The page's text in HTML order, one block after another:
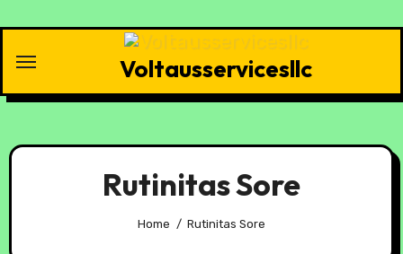
content
Voltausservicesllc
Rutinitas Sore
Home Rutinitas Sore